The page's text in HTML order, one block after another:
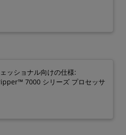
ッショナル向けの仕様:
7000 シリーズ プロセッサ